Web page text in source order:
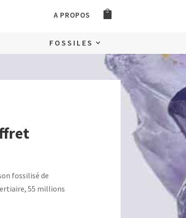
A PROPOS
FOSSILES
fossilisé de
55 millions